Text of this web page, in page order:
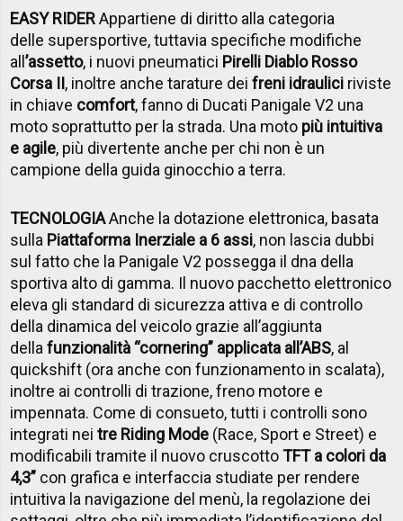
EASY RIDERAppartiene di diritto alla categoria
delle supersportive, tuttavia specifiche modifiche
all’assetto, i nuovi pneumatici Pirelli Diablo Rosso
Corsa II, inoltre anche tarature deifreni idraulici riviste
in chiave comfort, fanno di Ducati Panigale V2 una
moto soprattutto per la strada. Una moto più intuitiva
e agile, più divertente anche per chi non è un
campione della guida ginocchio a terra.
TECNOLOGIAAnche la dotazione elettronica, basata
sulla Piattaforma Inerziale a 6 assi, non lascia dubbi
sul fatto che la Panigale V2 possegga il dna della
sportiva alto di gamma. Il nuovo pacchetto elettronico
eleva gli standard di sicurezza attiva e di controllo
della dinamica del veicolo grazie all’aggiunta
dellafunzionalità “cornering” applicata all’ABS, al
quickshift (ora anche con funzionamento in scalata),
inoltre ai controlli di trazione, freno motore e
impennata. Come di consueto, tutti i controlli sono
integrati neitre Riding Mode (Race, Sport e Street) e
modificabili tramite il nuovo cruscottoTFT a colori da
4,3” con grafica e interfaccia studiate per rendere
intuitiva la navigazione del menù, la regolazione dei